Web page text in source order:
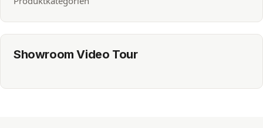
Showroom Video Tour